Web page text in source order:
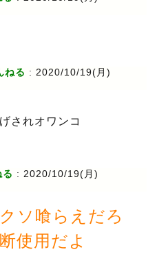
ねる : 2020/10/19(月)
されオワンコ
: 2020/10/19(月)
ソ喰らえだろ
使用だよ